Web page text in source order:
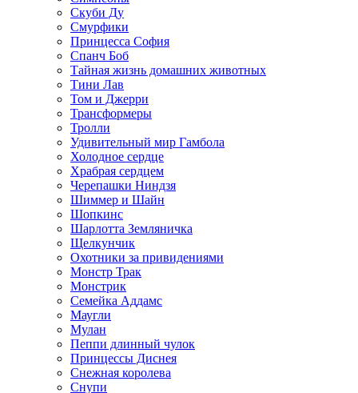
Скуби Ду
Смурфики
Принцесса София
Спанч Боб
Тайная жизнь домашних животных
Тини Лав
Том и Джерри
Трансформеры
Тролли
Удивительный мир Гамбола
Холодное сердце
Храбрая сердцем
Черепашки Ниндзя
Шиммер и Шайн
Шопкинс
Шарлотта Земляничка
Щелкунчик
Охотники за привидениями
Монстр Трак
Монстрик
Семейка Аддамс
Маугли
Мулан
Пеппи длинный чулок
Принцессы Диснея
Снежная королева
Снупи